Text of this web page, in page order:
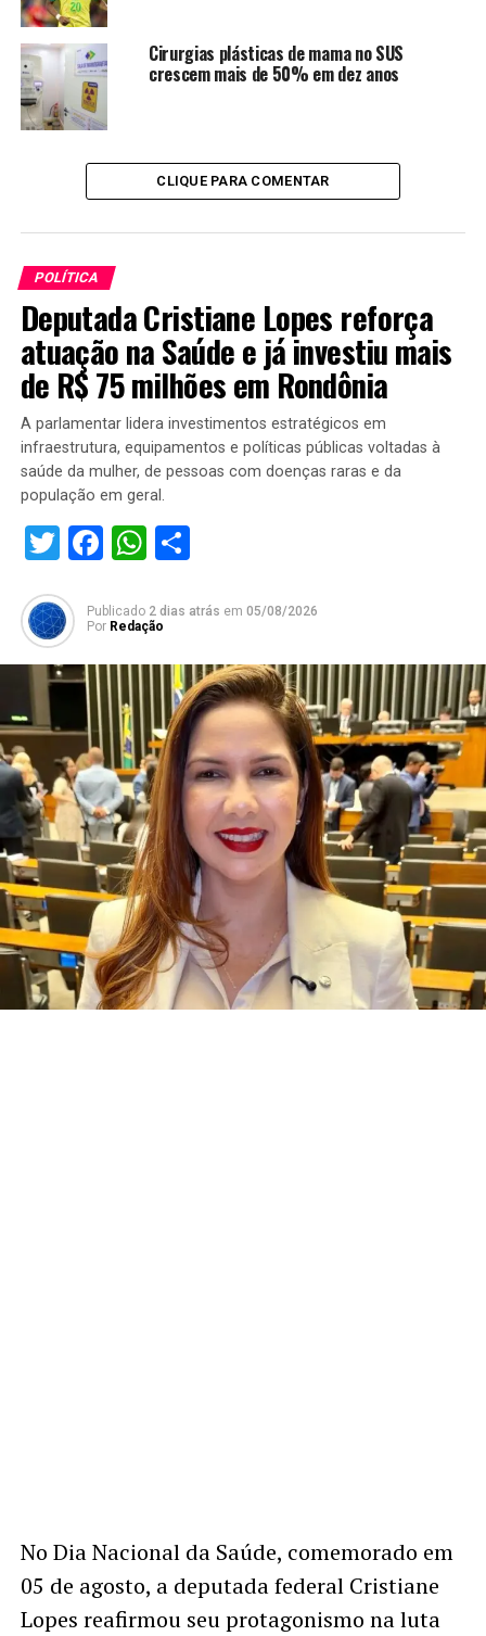
Cirurgias plásticas de mama no SUS
crescem mais de 50% em dez anos
CLIQUE PARA COMENTAR
POLÍTICA
Deputada Cristiane Lopes reforça
atuação na Saúde e já investiu mais
de R$ 75 milhões em Rondônia
A parlamentar lidera investimentos estratégicos em
infraestrutura, equipamentos e políticas públicas voltadas à
saúde da mulher, de pessoas com doenças raras e da
população em geral.
Twitter
Facebook
WhatsApp
Share
Publicado 2 dias atrás em 05/08/2026
Por Redação
No Dia Nacional da Saúde, comemorado em
05 de agosto, a deputada federal Cristiane
Lopes reafirmou seu protagonismo na luta